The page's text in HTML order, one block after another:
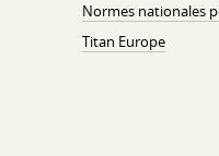
Normes nationales
Titan Europe